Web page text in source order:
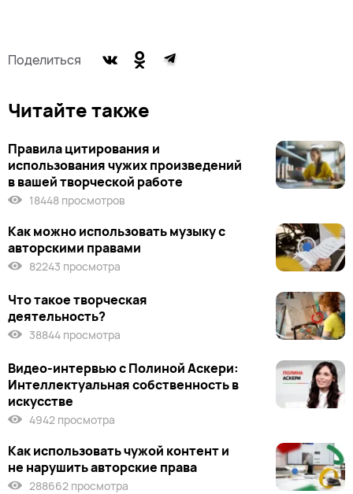
Поделиться
Читайте также
Правила цитирования и
использования чужих произведений
в вашей творческой работе
18448 просмотров
Как можно использовать музыку с
авторскими правами
82243 просмотра
Что такое творческая
деятельность?
38844 просмотра
Видео-интервью с Полиной Аскери:
Интеллектуальная собственность в
искусстве
4942 просмотра
Как использовать чужой контент и
не нарушить авторские права
288662 просмотра